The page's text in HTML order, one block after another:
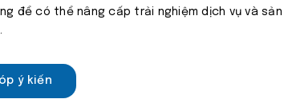
để có thể nâng cấp trải nghiệm dịch vụ và sản
ý kiến